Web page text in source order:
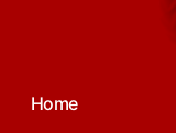
Home